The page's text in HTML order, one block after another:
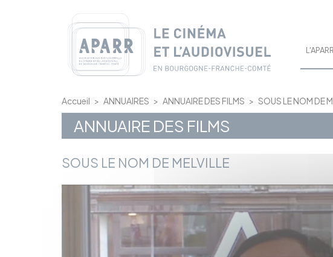
L'APARR
Accueil > ANNUAIRES > ANNUAIRE DES FILMS > SOUS LE NOM DE
ANNUAIRE DES FILMS
SOUS LE NOM DE MELVILLE